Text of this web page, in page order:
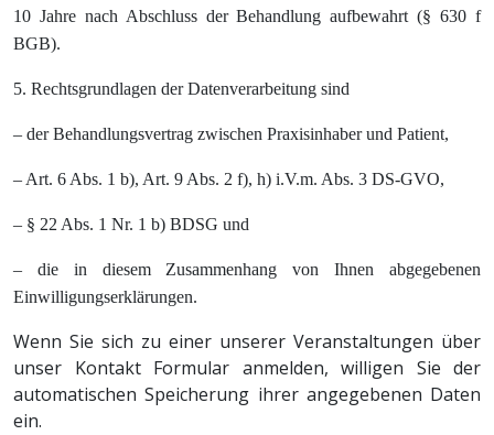
10 Jahre nach Abschluss der Behandlung aufbewahrt (§ 630 f
BGB).
5. Rechtsgrundlagen der Datenverarbeitung sind
– der Behandlungsvertrag zwischen Praxisinhaber und Patient,
– Art. 6 Abs. 1 b), Art. 9 Abs. 2 f), h) i.V.m. Abs. 3 DS-GVO,
– § 22 Abs. 1 Nr. 1 b) BDSG und
– die in diesem Zusammenhang von Ihnen abgegebenen
Einwilligungserklärungen.
Wenn Sie sich zu einer unserer Veranstaltungen über
unser Kontakt Formular anmelden, willigen Sie der
automatischen Speicherung ihrer angegebenen Daten
ein.